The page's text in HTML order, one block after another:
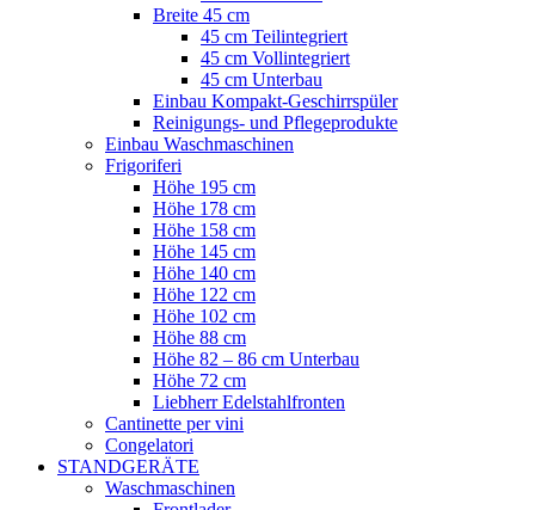
Breite 45 cm
45 cm Teilintegriert
45 cm Vollintegriert
45 cm Unterbau
Einbau Kompakt-Geschirrspüler
Reinigungs- und Pflegeprodukte
Einbau Waschmaschinen
Frigoriferi
Höhe 195 cm
Höhe 178 cm
Höhe 158 cm
Höhe 145 cm
Höhe 140 cm
Höhe 122 cm
Höhe 102 cm
Höhe 88 cm
Höhe 82 – 86 cm Unterbau
Höhe 72 cm
Liebherr Edelstahlfronten
Cantinette per vini
Congelatori
STANDGERÄTE
Waschmaschinen